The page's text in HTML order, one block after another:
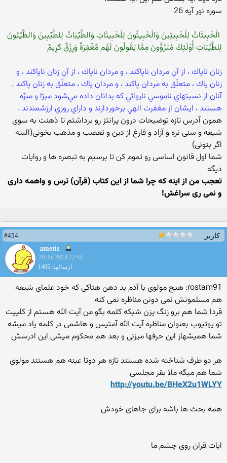
سوره نور آيه 26
الْخَبِيثَاتُ لِلْخَبِيثِينَ وَالْخَبِيثُونَ لِلْخَبِيثَاتِ وَالطَّيِّبَاتُ لِلطَّيِّبِينَ وَالطَّيِّبُونَ
لِلطَّيِّبَاتِ أُوْلَئِكَ مُبَرَّؤُونَ مِمَّا يَقُولُونَ لَهُم مَّغْفِرَةٌ وَرِزْقٌ كَرِيمٌ ‏
‏زنان ناپاك ، از آنِ مردان ناپاكند ، و مردان ناپاك ، از آنِ زنان ناپاكند ، و
زنان پاك ، متعلّق به مردان پاكند ، و مردان پاك ، متعلّق به زنان پاكند .
آنان از نسبتهاي ناموسي ناروائي كه بدانان داده مي‌شود مبرّا و منزّه
هستند ، ايشان از مغفرت الهي برخوردارند و داراي روزي ارزشمندند .‏
همون آدرس تازه توضیحات درون پرانتز رو برداشتم تا ذهنت به سوی
شیعه و سنی نره و آزاد و فارغ از دین و تعصب و مذهب بخونی(البته
اگر بتونی)
شما اول قانون اساسی رو تموم کن تا برسیم به تبصره ها و روایات
دیگه
تعجب من از اینه که چرا شما از این کتاب (قرآن) ترس و واهمه داری
و نمی ری سراغش!
کاربر
#454
ametis
20 Jul 2014 22:54
ارسالها: 1495
rostam91: هیچ مولوی با آدم بد دهن هتاکی که خود علمای شیعه
هم مسلمونش نمی دونن مناظره نمی کنه
قردا شما هم برو زنگ یزن شبکه کلمه بگو من آیت الله هستم از کلیپت
تو یوتیوب بعنوان مناظره آیت الله آمتیس و هاشمی در کلمه یاد میشه
شما همیشهاز این حرفها میزنی و بعد هم محکوم میشی این ادرسش
هر دو طرف شناخته شده هستند تازه هر دوتا عینه هم هستند مولوی
شما هم میگه ملا بقر مجلسی
http://youtu.be/BHeX2u1WLYY
همه بحث ها باشه برای جاهای خودش
ایات قران روی چشم ما